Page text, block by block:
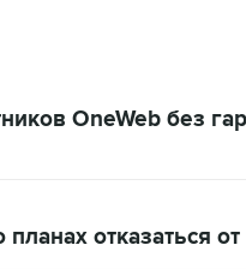
OneWeb без
отказаться